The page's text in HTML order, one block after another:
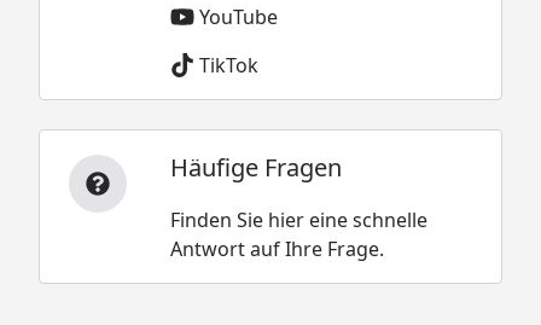
YouTube
TikTok
Häufige Fragen
Finden Sie hier eine schnelle
Antwort auf Ihre Frage.